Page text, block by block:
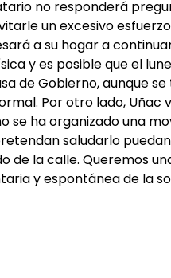
no responderá
un excesivo
a su hogar a
y es posible que el
de Gobierno, aunque
Por otro lado, Uñac
se ha organizado una
saludarlo
de la calle. Queremos
y espontánea de la